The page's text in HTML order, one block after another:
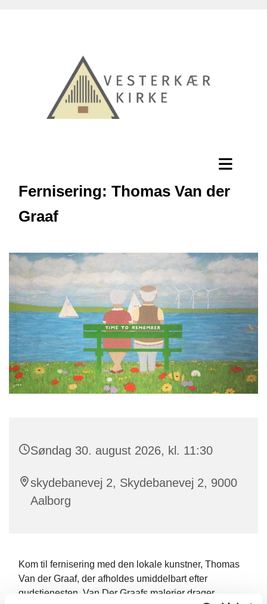
Fernisering: Thomas Van der
Graaf
Søndag 30. august 2026, kl. 11:30
skydebanevej 2, Skydebanevej 2, 9000
Aalborg
Kom til fernisering med den lokale kunstner, Thomas
Van der Graaf, der afholdes umiddelbart efter
gudstjenesten. Van Der Graafs malerier drager